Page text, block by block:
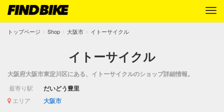
トップページ Shop 大阪市 イトーサイクル
イトーサイクル
大阪府大阪市東淀川区にある、イトーサイクルのショップ詳細情報。
最寄り駅 だいどう豊里
エリア 大阪市